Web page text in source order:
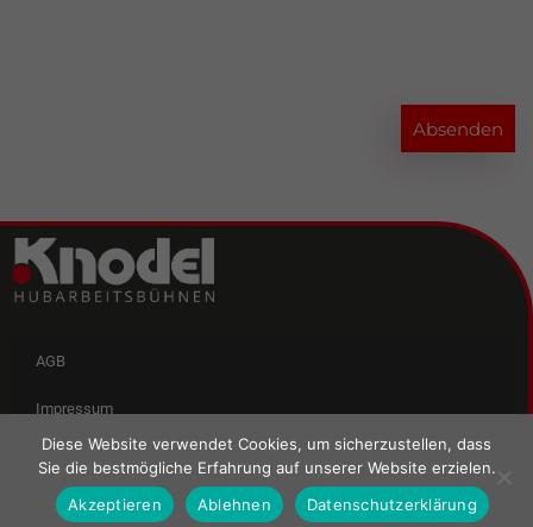
Absenden
AGB
Impressum
Kontakt
Diese Website verwendet Cookies, um sicherzustellen, dass
Sie die bestmögliche Erfahrung auf unserer Website erzielen.
Akzeptieren
Ablehnen Datenschutzerklärung